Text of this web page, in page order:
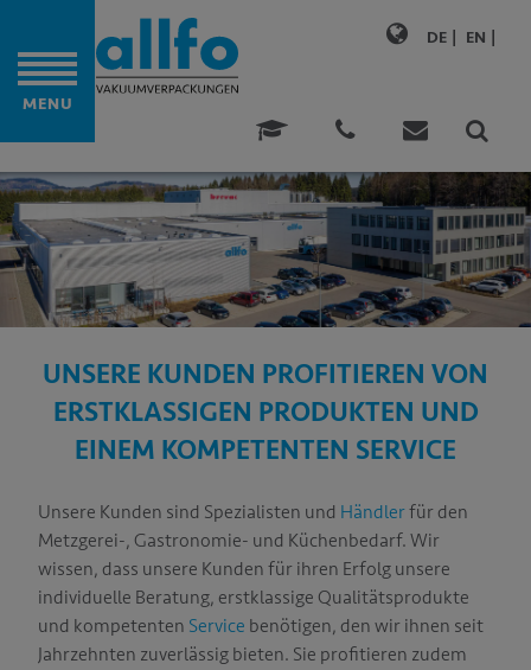
MENU
DE EN
UNSERE KUNDEN PROFITIEREN VON
ERSTKLASSIGEN PRODUKTEN UND
EINEM KOMPETENTEN SERVICE
Unsere Kunden sind Spezialisten und Händlerfür den
Metzgerei-, Gastronomie- und Küchenbedarf. Wir
wissen, dass unsere Kunden für ihren Erfolg unsere
individuelle Beratung, erstklassige Qualitätsprodukte
und kompetenten Service benötigen, den wir ihnen seit
Jahrzehnten zuverlässig bieten. Sie profitieren zudem